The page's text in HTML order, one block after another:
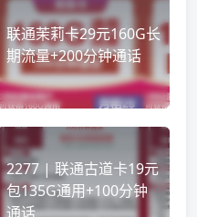
联通茉莉卡29元160G长
期流量+200分钟通话
2277 | 联通古道卡19元
包135G通用+100分钟
通话